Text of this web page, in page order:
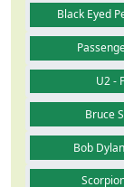
Black Eyed
U2 -
Bruce
Bob